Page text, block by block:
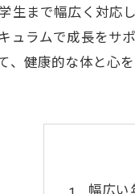
生まで幅広く対応
ュラムで成長をサ
健康的な体と心を
幅広い